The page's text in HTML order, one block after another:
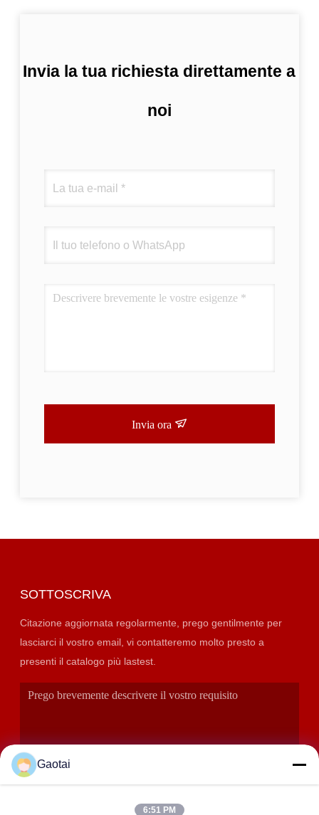
Invia la tua richiesta direttamente a
noi
Invia ora
SOTTOSCRIVA
Citazione aggiornata regolarmente, prego gentilmente per
lasciarci il vostro email, vi contatteremo molto presto a
presenti il catalogo più lastest.
Gaotai
6:51 PM